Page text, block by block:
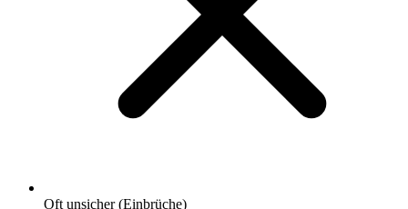
Oft unsicher (Einbrüche)